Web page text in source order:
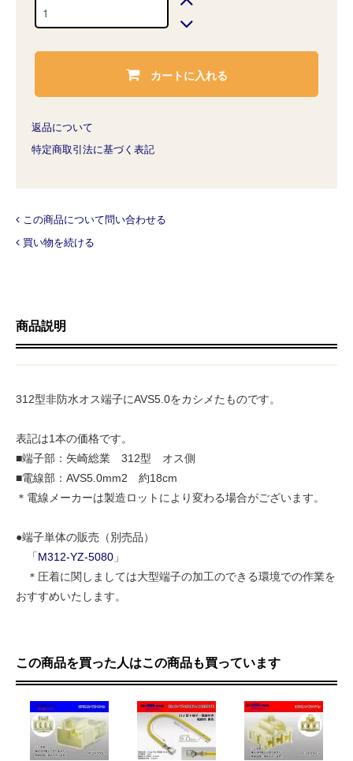
カートに入れる
返品について
特定商取引法に基づく表記
この商品について問い合わせる
買い物を続ける
商品説明
312型非防水オス端子にAVS5.0をカシメたものです。
表記は1本の価格です。
■端子部：矢崎総業 312型 オス側
■電線部：AVS5.0mm2 約18cm
＊電線メーカーは製造ロットにより変わる場合がございます。
●端子単体の販売（別売品）
「M312-YZ-5080 」
＊圧着に関しましては大型端子の加工のできる環境での作業を
おすすめいたします。
この商品を買った人はこの商品も買っています